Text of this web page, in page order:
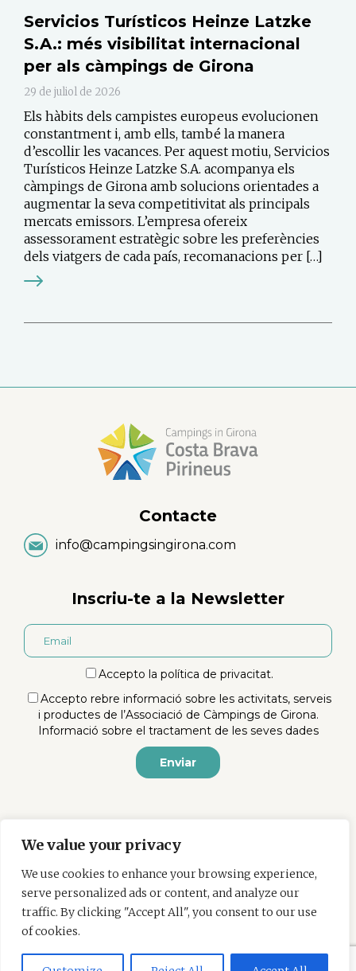
We value your privacy
We use cookies to enhance your browsing experience,
serve personalized ads or content, and analyze our
traffic. By clicking "Accept All", you consent to our use
of cookies.
Servicios Turísticos Heinze Latzke
S.A.: més visibilitat internacional
per als càmpings de Girona
29 de juliol de 2026
Els hàbits dels campistes europeus evolucionen
constantment i, amb ells, també la manera
d’escollir les vacances. Per aquest motiu, Servicios
Turísticos Heinze Latzke S.A. acompanya els
càmpings de Girona amb solucions orientades a
augmentar la seva competitivitat als principals
mercats emissors. L’empresa ofereix
assessorament estratègic sobre les preferències
dels viatgers de cada país, recomanacions per […]
Contacte
info@campingsingirona.com
Inscriu-te a la Newsletter
Accepto la política de privacitat.
Accepto rebre informació sobre les activitats, serveis
i productes de l’Associació de Càmpings de Girona.
Informació sobre el tractament de les seves dades
Política de cookies
Política de privacitat
Publicació d’imatges
Treballa amb nosaltres